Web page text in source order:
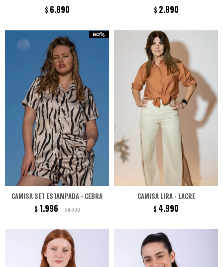
$ 6.890 $ 2.890
CAMISA SET ESTAMPADA - CEBRA
$ 1.996 $4.990
CAMISA LIRA - LACRE
$ 4.990